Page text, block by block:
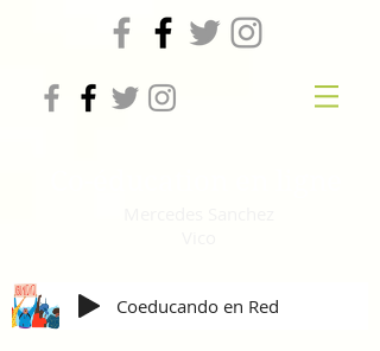
Coeducando en Red